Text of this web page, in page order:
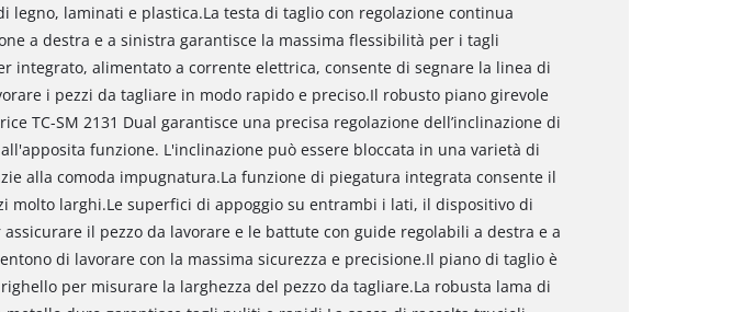
legno, laminati e plastica.La testa di taglio con regolazione continua
a destra e a sinistra garantisce la massima flessibilità per i tagli
integrato, alimentato a corrente elettrica, consente di segnare la linea di
i pezzi da tagliare in modo rapido e preciso.Il robusto piano girevole
TC-SM 2131 Dual garantisce una precisa regolazione dell’inclinazione di
funzione. L'inclinazione può essere bloccata in una varietà di
alla comoda impugnatura.La funzione di piegatura integrata consente il
molto larghi.Le superfici di appoggio su entrambi i lati, il dispositivo di
assicurare il pezzo da lavorare e le battute con guide regolabili a destra e a
di lavorare con la massima sicurezza e precisione.Il piano di taglio è
per misurare la larghezza del pezzo da tagliare.La robusta lama di